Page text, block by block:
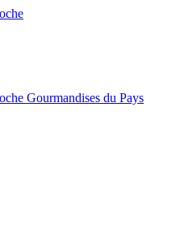
Gourmandises du Pays